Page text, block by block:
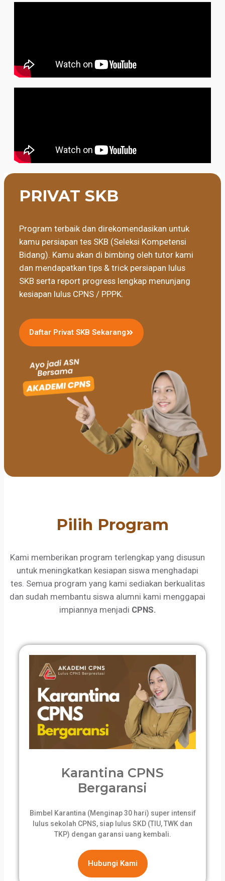
PRIVAT SKB
Program terbaik dan direkomendasikan untuk
kamu persiapan tes SKB (Seleksi Kompetensi
Bidang). Kamu akan di bimbing oleh tutor kami
dan mendapatkan tips & trick persiapan lulus
SKB serta report progress lengkap menunjang
kesiapan lulus CPNS / PPPK.
Daftar Privat SKB Sekarang
Pilih Program
Kami memberikan program terlengkap yang disusun
untuk meningkatkan kesiapan siswa menghadapi
tes. Semua program yang kami sediakan berkualitas
dan sudah membantu siswa alumni kami menggapai
impiannya menjadi CPNS.
Karantina CPNS
Bergaransi
Bimbel Karantina (Menginap 30 hari) super intensif
lulus sekolah CPNS, siap lulus SKD (TIU, TWK dan
TKP) dengan garansi uang kembali.
Hubungi Kami